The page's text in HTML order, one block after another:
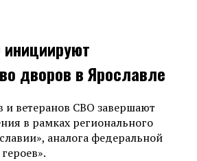
дворов в Ярославле
и ветеранов СВО завершают
в рамках регионального
аналога федеральной